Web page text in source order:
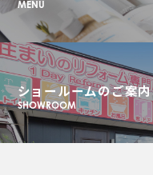
MENU
ショールームのご案内
SHOWROOM